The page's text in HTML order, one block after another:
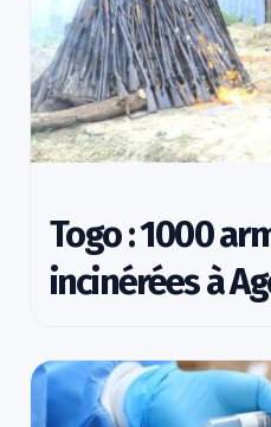
Togo : 1000
incinérées à